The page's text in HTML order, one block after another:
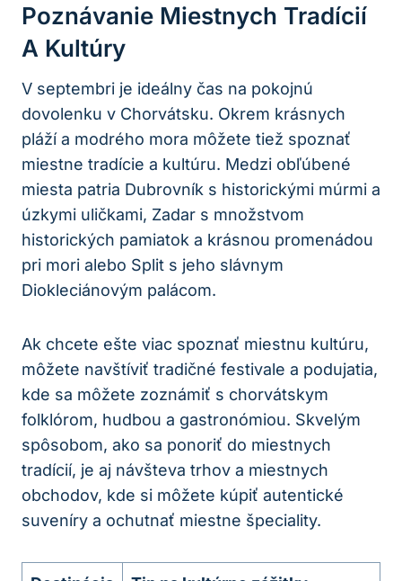
Poznávanie Miestnych Tradícií
A Kultúry
V septembri je ideálny čas na pokojnú
dovolenku v Chorvátsku. Okrem krásnych
pláží a modrého mora môžete tiež spoznať
miestne tradície a kultúru. Medzi obľúbené
miesta patria Dubrovník s historickými múrmi a
úzkymi uličkami, Zadar s množstvom
historických pamiatok a krásnou promenádou
pri mori alebo Split s jeho slávnym
Diokleciánovým palácom.
Ak chcete ešte viac spoznať miestnu kultúru,
môžete navštíviť tradičné festivale a podujatia,
kde sa môžete zoznámiť s chorvátskym
folklórom, hudbou a gastronómiou. Skvelým
spôsobom, ako sa ponoriť do miestnych
tradícií, je aj návšteva trhov a miestnych
obchodov, kde si môžete kúpiť autentické
suveníry a ochutnať miestne špeciality.